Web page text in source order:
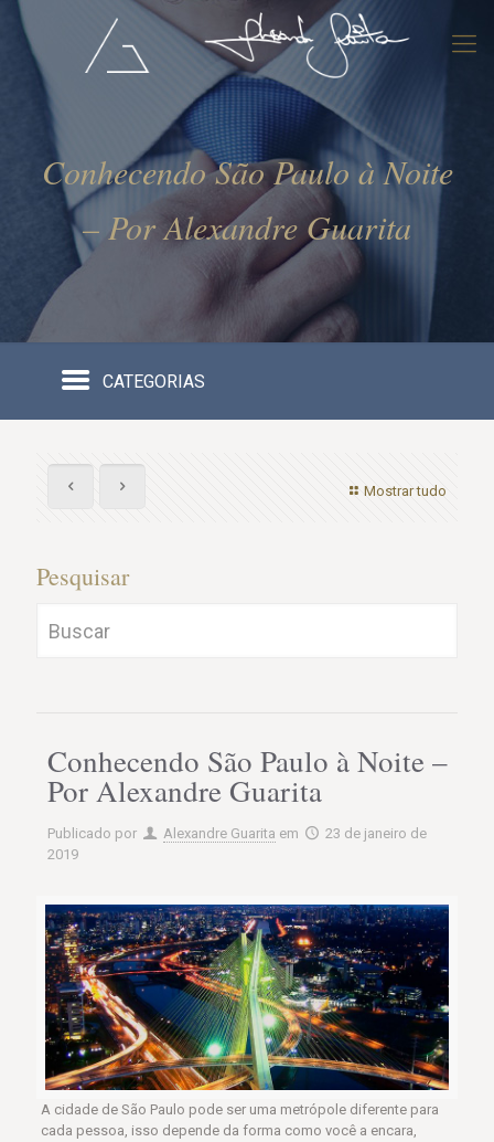
Conhecendo São Paulo à Noite
– Por Alexandre Guarita
CATEGORIAS
Mostrar tudo
Pesquisar
Conhecendo São Paulo à Noite –
Por Alexandre Guarita
Publicado por Alexandre Guarita em
23 de janeiro de
2019
A cidade de São Paulo pode ser uma metrópole diferente para
cada pessoa, isso depende da forma como você a encara,